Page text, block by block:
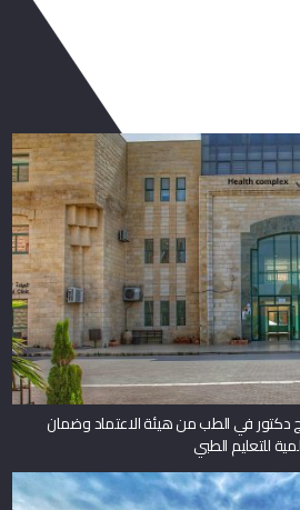
دكتور في الطب من هيئة الاعتماد وضمان
للتعليم الطبي